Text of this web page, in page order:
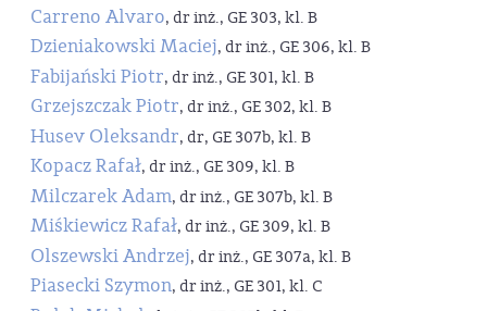
Carreno Alvaro, dr inż., GE 303, kl. B
Dzieniakowski Maciej, dr inż., GE 306, kl. B
Fabijański Piotr, dr inż., GE 301, kl. B
Grzejszczak Piotr, dr inż., GE 302, kl. B
Husev Oleksandr, dr, GE 307b, kl. B
Kopacz Rafał, dr inż., GE 309, kl. B
Milczarek Adam, dr inż., GE 307b, kl. B
Miśkiewicz Rafał, dr inż., GE 309, kl. B
Olszewski Andrzej, dr inż., GE 307a, kl. B
Piasecki Szymon, dr inż., GE 301, kl. C